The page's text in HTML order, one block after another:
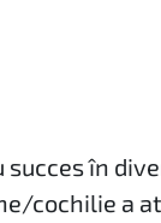
în
cochilie a